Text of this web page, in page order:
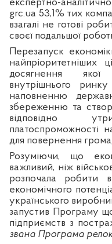
експертно-
grc.ua 53,1% тих
взагалі не готові
своєї подальшої
Перезапуск
найпріоритетніших
досягнення якої
внутрішнього
наповненню
збереженню та
відповідно
платоспроможності
для повернення
Розуміючи, що
важливий, ніж
розпочала робити
економічного
українського
запустив Програму
підприємств з
звана Програма